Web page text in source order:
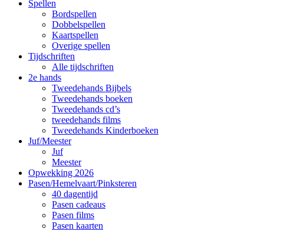
Spellen
Bordspellen
Dobbelspellen
Kaartspellen
Overige spellen
Tijdschriften
Alle tijdschriften
2e hands
Tweedehands Bijbels
Tweedehands boeken
Tweedehands cd’s
tweedehands films
Tweedehands Kinderboeken
Juf/Meester
Juf
Meester
Opwekking 2026
Pasen/Hemelvaart/Pinksteren
40 dagentijd
Pasen cadeaus
Pasen films
Pasen kaarten